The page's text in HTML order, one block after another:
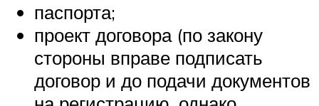
паспорта;
проект договора (по закону
стороны вправе подписать
договор и до подачи документов